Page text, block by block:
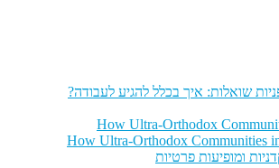
שואלות: איך בכלל להגיע לעבודה?
How Ultra-Orthodox
How Ultra-Orthodox Communities
ומופיעות פרטיות